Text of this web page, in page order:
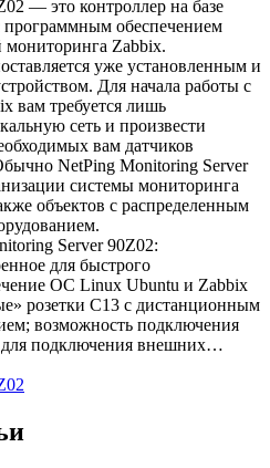
— это контроллер на базе
обеспечением
Zabbix.
уже установленным и
Для начала работы с
вам требуется лишь
сеть и произвести
вам датчиков
NetPing Monitoring Server
системы мониторинга
объектов с распределенным
Server 90Z02:
для быстрого
ОС Linux Ubuntu и Zabbix
розетки С13 с дистанционным
возможность подключения
подключения внешних…